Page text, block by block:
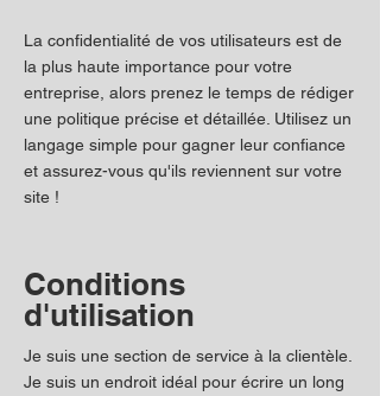
La confidentialité de vos utilisateurs est de
la plus haute importance pour votre
entreprise, alors prenez le temps de rédiger
une politique précise et détaillée. Utilisez un
langage simple pour gagner leur confiance
et assurez-vous qu'ils reviennent sur votre
site !
Conditions
d'utilisation
Je suis une section de service à la clientèle.
Je suis un endroit idéal pour écrire un long